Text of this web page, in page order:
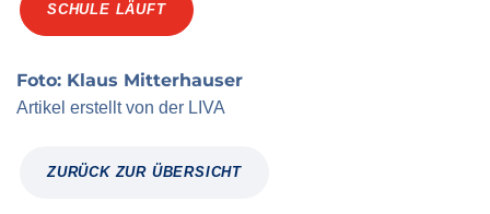
SCHULE LÄUFT
Foto: Klaus Mitterhauser
Artikel erstellt von der LIVA
ZURÜCK ZUR ÜBERSICHT